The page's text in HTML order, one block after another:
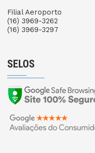
Filial Aeroporto
(16) 3969-3262
(16) 3969-3297
SELOS